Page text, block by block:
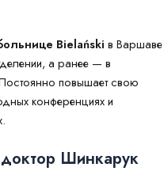
Bielański в Варшаве
а ранее — в
повышает свою
конференциях и
Шинкарук